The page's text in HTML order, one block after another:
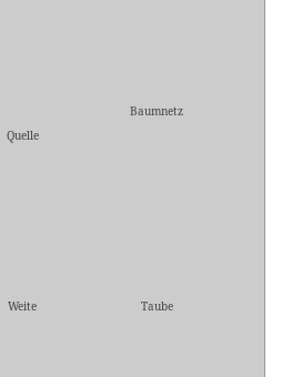
Quelle
Baumnetz
Weite
Taube